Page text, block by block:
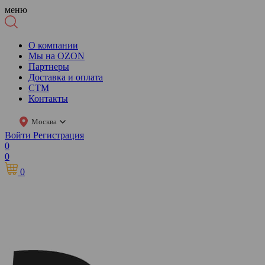
меню
О компании
Мы на OZON
Партнеры
Доставка и оплата
СТМ
Контакты
Москва
Войти Регистрация
0
0
0